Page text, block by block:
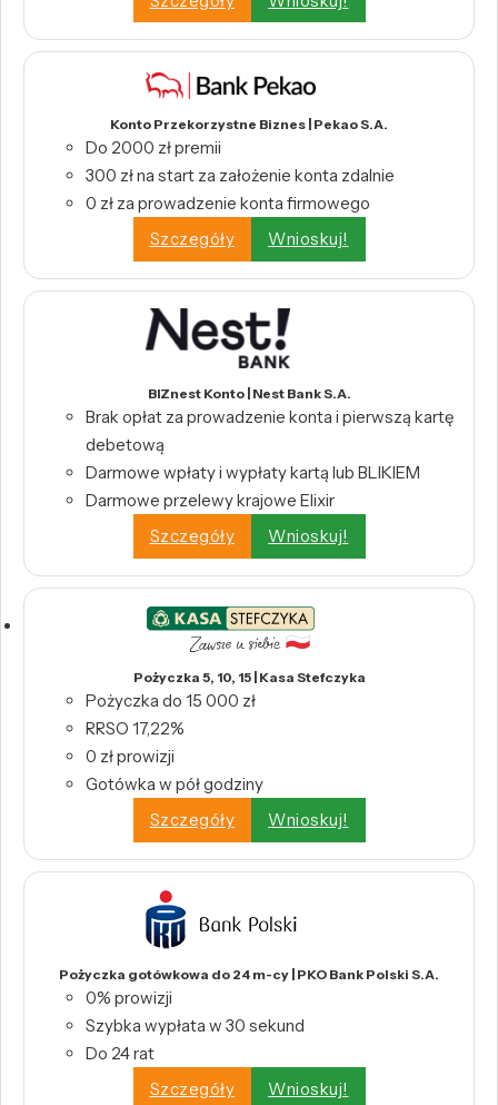
Konto Przekorzystne Biznes | Pekao S.A.
Do 2000 zł premii
300 zł na start za założenie konta zdalnie
0 zł za prowadzenie konta firmowego
Szczegóły
Wnioskuj!
BIZnest Konto | Nest Bank S.A.
Brak opłat za prowadzenie konta i pierwszą kartę
debetową
Darmowe wpłaty i wypłaty kartą lub BLIKIEM
Darmowe przelewy krajowe Elixir
Szczegóły
Wnioskuj!
Pożyczka 5, 10, 15 | Kasa Stefczyka
Pożyczka do 15 000 zł
RRSO 17,22%
0 zł prowizji
Gotówka w pół godziny
Szczegóły
Wnioskuj!
Pożyczka gotówkowa do 24 m-cy | PKO Bank Polski S.A.
0% prowizji
Szybka wypłata w 30 sekund
Do 24 rat
Szczegóły
Wnioskuj!